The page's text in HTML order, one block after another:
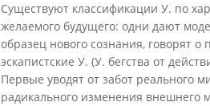
Существуют классификации У. по
желаемого будущего: одни дают
образец нового сознания, говорят
эскапистские У. (У. бегства от
Первые уводят от забот реального
радикального изменения